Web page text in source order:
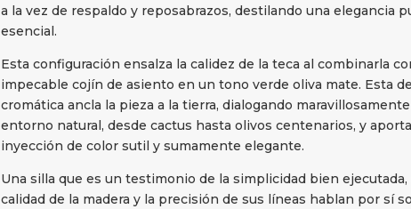
a la vez de respaldo y reposabrazos, destilando una elegancia
esencial.
Esta configuración ensalza la calidez de la teca al combinarla
impecable cojín de asiento en un tono verde oliva mate. Esta
cromática ancla la pieza a la tierra, dialogando
entorno natural, desde cactus hasta olivos centenarios, y
inyección de color sutil y sumamente elegante.
Una silla que es un testimonio de la simplicidad bien ejecutada,
calidad de la madera y la precisión de sus líneas hablan por sí